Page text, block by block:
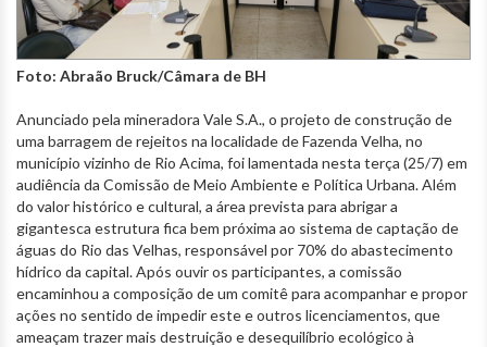
Foto: Abraão Bruck/Câmara de BH
Anunciado pela mineradora Vale S.A., o projeto de construção de
uma barragem de rejeitos na localidade de Fazenda Velha, no
município vizinho de Rio Acima, foi lamentada nesta terça (25/7) em
audiência da Comissão de Meio Ambiente e Política Urbana. Além
do valor histórico e cultural, a área prevista para abrigar a
gigantesca estrutura fica bem próxima ao sistema de captação de
águas do Rio das Velhas, responsável por 70% do abastecimento
hídrico da capital. Após ouvir os participantes, a comissão
encaminhou a composição de um comitê para acompanhar e propor
ações no sentido de impedir este e outros licenciamentos, que
ameaçam trazer mais destruição e desequilíbrio ecológico à